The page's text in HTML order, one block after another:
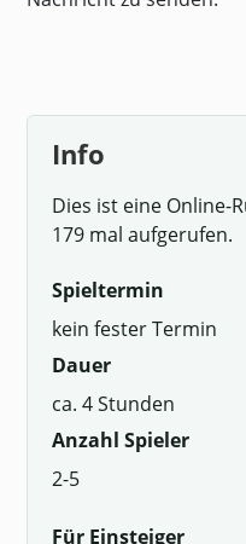
Info
Dies ist eine Online-
179 mal aufgerufen.
Spieltermin
kein fester Termin
Dauer
ca. 4 Stunden
Anzahl Spieler
2-5
Für Einsteiger